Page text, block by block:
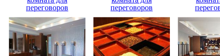
переговоров
переговоров